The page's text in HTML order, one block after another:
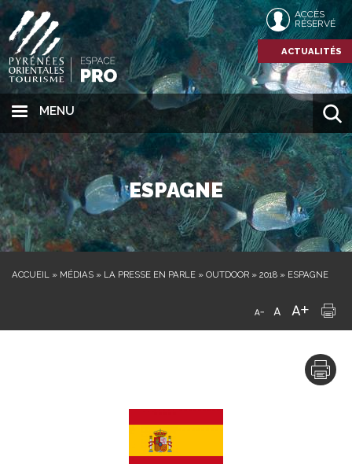
MENU
ACCÈS
RÉSERVÉ
ACTUALITÉS
ESPAGNE
ACCUEIL » MÉDIAS » LA PRESSE EN PARLE » OUTDOOR » 2018 » ESPAGNE